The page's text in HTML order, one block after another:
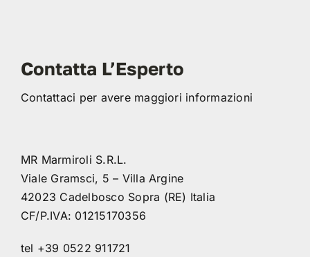
Contatta L’Esperto
Contattaci per avere maggiori informazioni
MR Marmiroli S.R.L.
Viale Gramsci, 5 – Villa Argine
42023 Cadelbosco Sopra (RE) Italia
CF/P.IVA: 01215170356
tel +39 0522 911721